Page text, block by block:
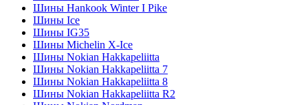
Шины Hankook Winter I Pike
Шины Ice
Шины IG35
Шины Michelin X-Ice
Шины Nokian Hakkapeliitta
Шины Nokian Hakkapeliitta 7
Шины Nokian Hakkapeliitta 8
Шины Nokian Hakkapeliitta R2